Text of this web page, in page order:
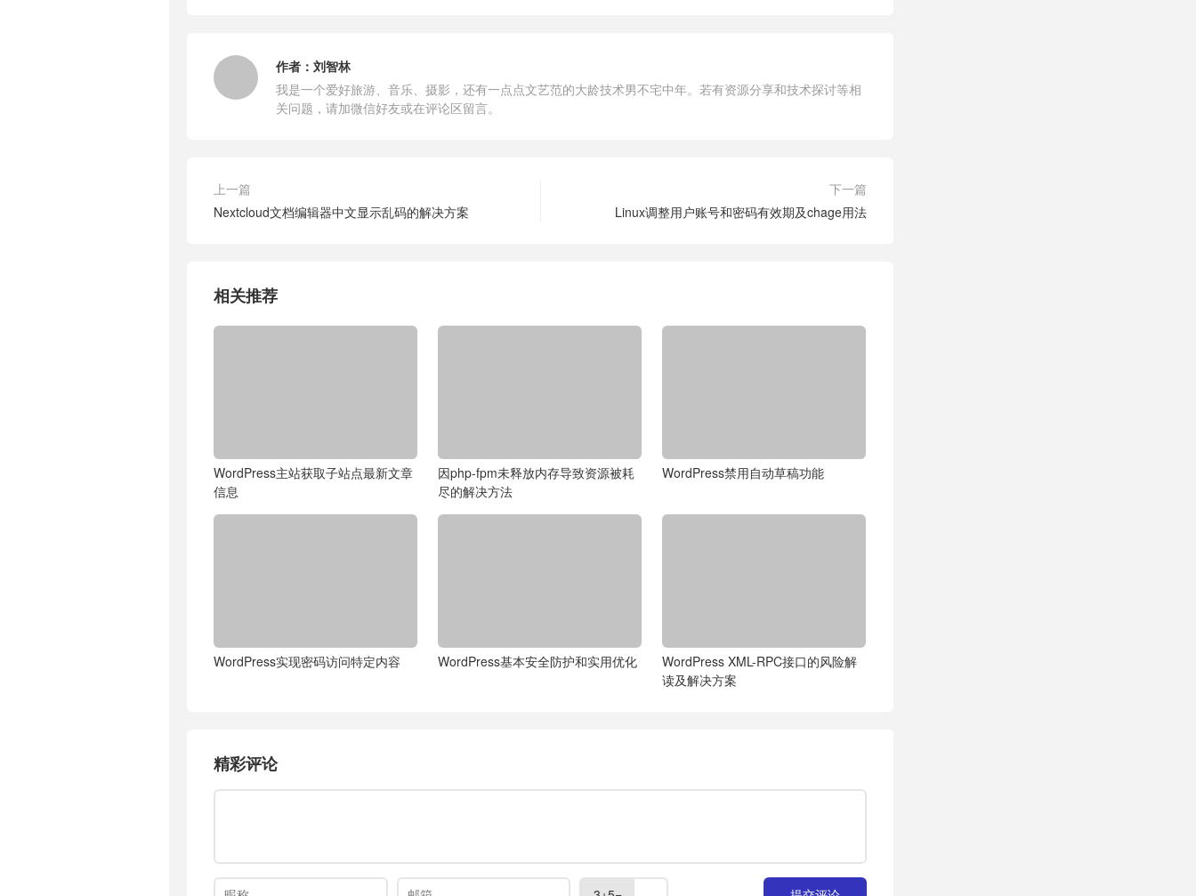
作者： 刘智林
我是一个爱好旅游、音乐、摄影，还有一点点文艺范的大龄技术男不宅中年。若有资源分享和技术探讨等相
关问题，请加微信好友或在评论区留言。
上一篇
Nextcloud文档编辑器中文显示乱码的解决方案
下一篇
Linux调整用户账号和密码有效期及chage用法
相关推荐
WordPress主站获取子站点最新文章
信息
因php-fpm未释放内存导致资源被耗
尽的解决方法
WordPress禁用自动草稿功能
WordPress实现密码访问特定内容 WordPress基本安全防护和实用优化
WordPress XML-RPC接口的风险解
读及解决方案
精彩评论